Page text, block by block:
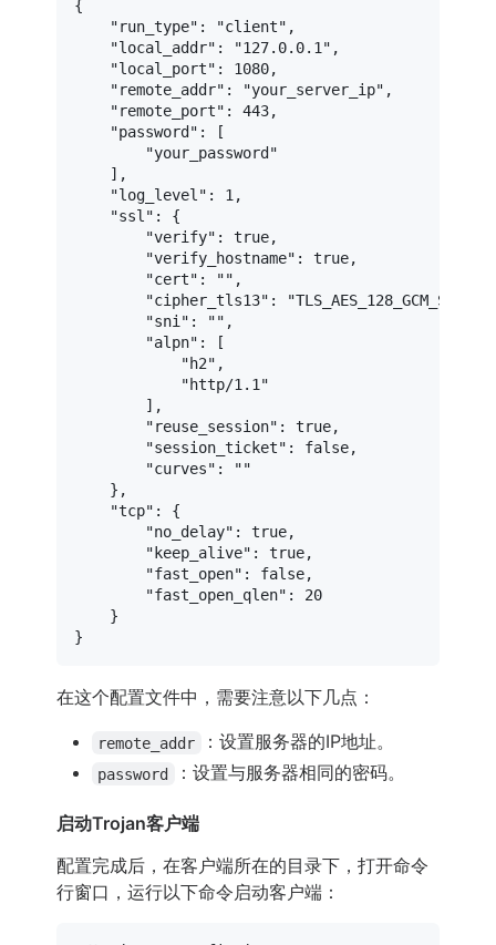
{
"run_type" : "client" ,
"local_addr" : "127.0.0.1" ,
"local_port" : 1080,
"remote_addr" : "your_server_ip" ,
"remote_port" : 443,
"password" :
[
"your_password"
] ,
"log_level" : 1,
"ssl" :
{
"verify" : true,
"verify_hostname" : true,
"cert" : "" ,
"cipher_tls13" :
"sni" : "" ,
"alpn" :
[
"h2" ,
"http/1.1"
] ,
"reuse_session" : true,
"session_ticket" : false,
"curves" :
""
} ,
"tcp" :
{
"no_delay" : true,
"keep_alive" : true,
"fast_open" : false,
"fast_open_qlen" :
20
}
}
在这个配置文件中，需要注意以下几点：
remote_addr ：设置服务器的IP地址。
password ：设置与服务器相同的密码。
启动Trojan客户端
配置完成后，在客户端所在的目录下，打开命令
行窗口，运行以下命令启动客户端：